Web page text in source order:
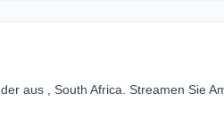
aus , South Africa. Streamen Sie